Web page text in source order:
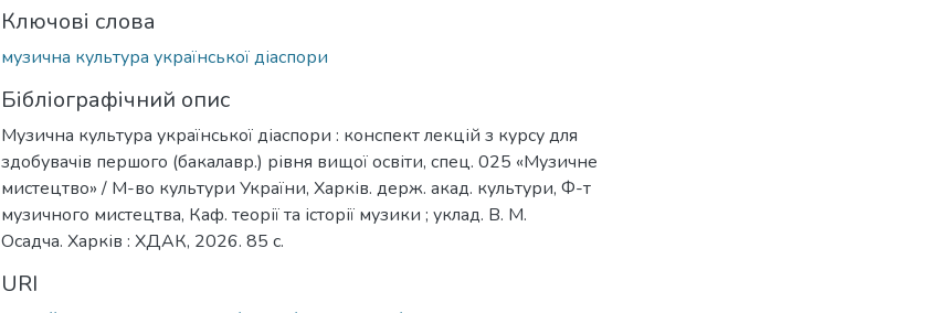
Ключові слова
музична культура української діаспори
Бібліографічний опис
Музична культура української діаспори : конспект лекцій з курсу для
здобувачів першого (бакалавр.) рівня вищої освіти, спец. 025 «Музичне
мистецтво» / М-во культури України, Харків. держ. акад. культури, Ф-т
музичного мистецтва, Каф. теорії та історії музики ; уклад. В. М.
Осадча. Харків : ХДАК, 2026. 85 с.
URI